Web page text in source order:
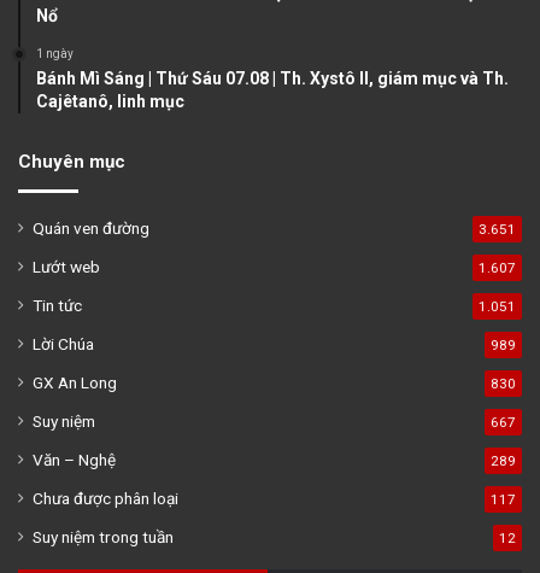
Nổ
1 ngày
Bánh Mì Sáng | Thứ Sáu 07.08 | Th. Xystô II, giám mục và Th.
Cajêtanô, linh mục
Chuyên mục
Quán ven đường 3.651
Lướt web 1.607
Tin tức 1.051
Lời Chúa 989
GX An Long 830
Suy niệm 667
Văn – Nghệ 289
Chưa được phân loại 117
Suy niệm trong tuần 12